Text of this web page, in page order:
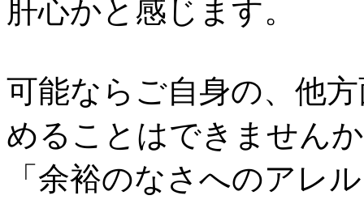
肝心かと感じます。
可能ならご自身の、他
めることはできません
「余裕のなさへのアレ